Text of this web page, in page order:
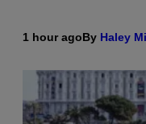
1 hour agoBy Haley